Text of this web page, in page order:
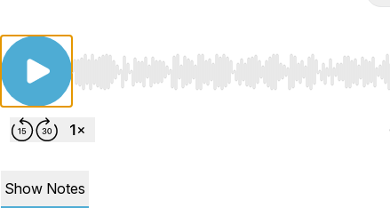
Use Left/Right to seek, Home/End to jump to
Show Notes